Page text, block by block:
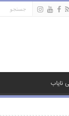
نایاب